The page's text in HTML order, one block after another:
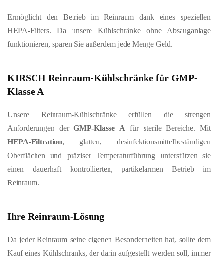
Ermöglicht den Betrieb im Reinraum dank eines speziellen
HEPA-Filters. Da unsere Kühlschränke ohne Absauganlage
funktionieren, sparen Sie außerdem jede Menge Geld.
KIRSCH Reinraum-Kühlschränke für GMP-
Klasse A
Unsere Reinraum‑Kühlschränke erfüllen die strengen
Anforderungen derGMP‑Klasse A für sterile Bereiche. Mit
HEPA‑Filtration, glatten, desinfektionsmittelbeständigen
Oberflächen und präziser Temperaturführung unterstützen sie
einen dauerhaft kontrollierten, partikelarmen Betrieb im
Reinraum.
Ihre Reinraum-Lösung
Da jeder Reinraum seine eigenen Besonderheiten hat, sollte dem
Kauf eines Kühlschranks, der darin aufgestellt werden soll, immer